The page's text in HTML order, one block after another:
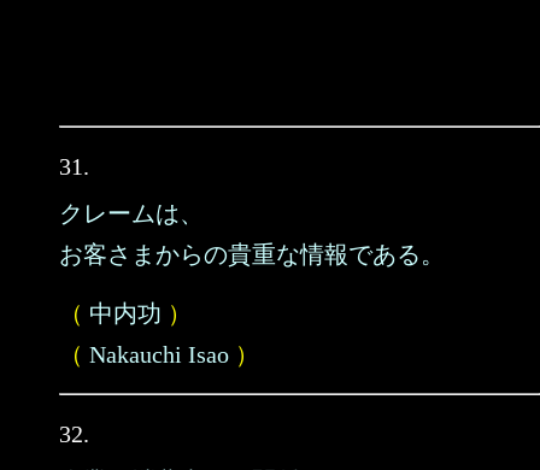
31.
クレームは、
お客さまからの貴重な情報である。
（ 中内功 ）
（ Nakauchi Isao ）
32.